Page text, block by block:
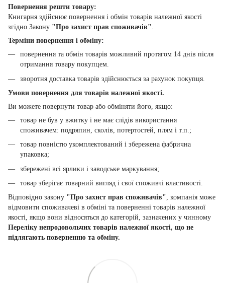
Повернення решти товару:
Книгарня здійснює повернення і обмін товарів належної якості
згідно Закону "Про захист прав споживачів".
Терміни повернення і обміну:
повернення та обмін товарів можливий протягом 14 днів після
отримання товару покупцем.
зворотня доставка товарів здійснюється за рахунок покупця.
Умови повернення для товарів належної якості.
Ви можете повернути товар або обміняти його, якщо:
товар не був у вжитку і не має слідів використання
споживачем: подряпин, сколів, потертостей, плям і т.п.;
товар повністю укомплектований і збережена фабрична
упаковка;
збережені всі ярлики і заводське маркування;
товар зберігає товарний вигляд і свої споживчі властивості.
Відповідно закону "Про захист прав споживачів", компанія може
відмовити споживачеві в обміні та поверненні товарів належної
якості, якщо вони відносяться до категорій, зазначених у чинному
Переліку непродовольчих товарів належної якості, що не
підлягають поверненню та обміну.